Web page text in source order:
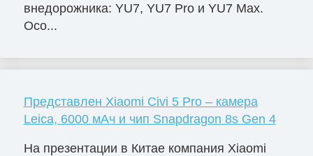
внедорожника: YU7, YU7 Pro и YU7 Max.
Осо...
Представлен Xiaomi Civi 5 Pro – камера
Leica, 6000 мАч и чип Snapdragon 8s Gen 4
На презентации в Китае компания Xiaomi